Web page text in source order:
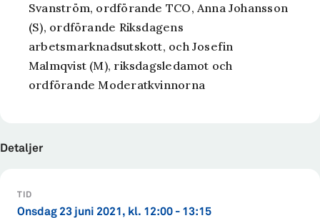
Svanström, ordförande TCO, Anna Johansson
(S), ordförande Riksdagens
arbetsmarknadsutskott, och Josefin
Malmqvist (M), riksdagsledamot och
ordförande Moderatkvinnorna
Detaljer
TID
onsdag 23 juni 2021, kl. 12:00 - 13:15